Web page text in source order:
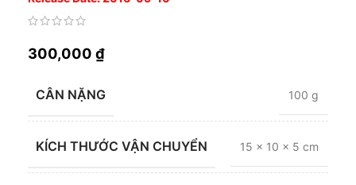
300,000 ₫
CÂN NẶNG 100 g
KÍCH THƯỚC VẬN CHUYỂN 15 × 10 × 5 cm